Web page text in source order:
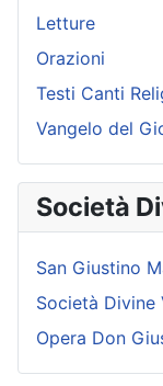
Letture
Orazioni
Testi Canti
Vangelo del
Società
San Giustino
Società Divine
Opera Don